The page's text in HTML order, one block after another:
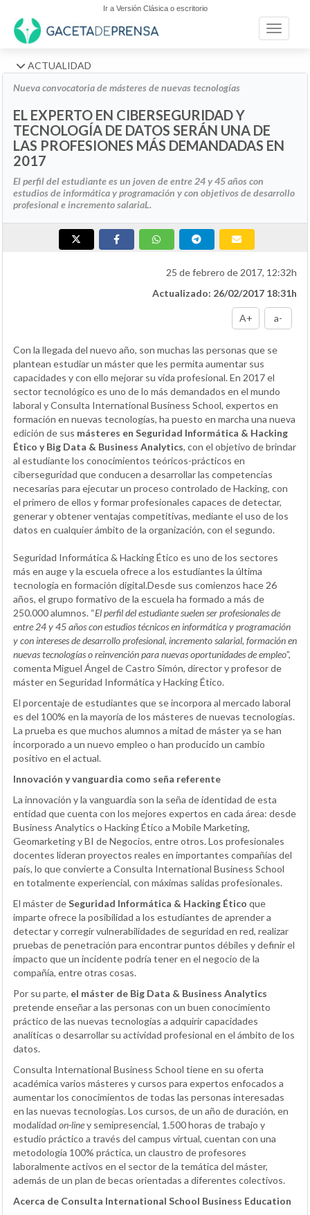
Ir a Versión Clásica o escritorio
Toggle
ACTUALIDAD
Nueva convocatoria de másteres de nuevas tecnologías
EL EXPERTO EN CIBERSEGURIDAD Y
TECNOLOGÍA DE DATOS SERÁN UNA DE
LAS PROFESIONES MÁS DEMANDADAS EN
2017
El perfil del estudiante es un joven de entre 24 y 45 años con
estudios de informática y programación y con objetivos de desarrollo
profesional e incremento salariaL.
25 de febrero de 2017, 12:32h
Actualizado: 26/02/2017 18:31h
A+ a-
Con la llegada del nuevo año, son muchas las personas que se
plantean estudiar un máster que les permita aumentar sus
capacidades y con ello mejorar su vida profesional. En 2017 el
sector tecnológico es uno de lo más demandados en el mundo
laboral y Consulta International Business School, expertos en
formación en nuevas tecnologías, ha puesto en marcha una nueva
edición de sus másteres en Seguridad Informática & Hacking
Ético y Big Data & Business Analytics, con el objetivo de brindar
al estudiante los conocimientos teóricos-prácticos en
ciberseguridad que conducen a desarrollar las competencias
necesarias para ejecutar un proceso controlado de Hacking, con
el primero de ellos y formar profesionales capaces de detectar,
generar y obtener ventajas competitivas, mediante el uso de los
datos en cualquier ámbito de la organización, con el segundo.
Seguridad Informática & Hacking Ético es uno de los sectores
más en auge y la escuela ofrece a los estudiantes la última
tecnología en formación digital.Desde sus comienzos hace 26
años, el grupo formativo de la escuela ha formado a más de
250.000 alumnos. “El perfil del estudiante suelen ser profesionales de
entre 24 y 45 años con estudios técnicos en informática y programación
y con intereses de desarrollo profesional, incremento salarial, formación en
nuevas tecnologías o reinvención para nuevas oportunidades de empleo”,
comenta Miguel Ángel de Castro Simón, director y profesor de
máster en Seguridad Informática y Hacking Ético.
El porcentaje de estudiantes que se incorpora al mercado laboral
es del 100% en la mayoría de los másteres de nuevas tecnologías.
La prueba es que muchos alumnos a mitad de máster ya se han
incorporado a un nuevo empleo o han producido un cambio
positivo en el actual.
Innovación y vanguardia como seña referente
La innovación y la vanguardia son la seña de identidad de esta
entidad que cuenta con los mejores expertos en cada área: desde
Business Analytics o Hacking Ético a Mobile Marketing,
Geomarketing y BI de Negocios, entre otros. Los profesionales
docentes lideran proyectos reales en importantes compañías del
país, lo que convierte a Consulta International Business School
en totalmente experiencial, con máximas salidas profesionales.
El máster deSeguridad Informática & Hacking Ético que
imparte ofrece la posibilidad a los estudiantes de aprender a
detectar y corregir vulnerabilidades de seguridad en red, realizar
pruebas de penetración para encontrar puntos débiles y definir el
impacto que un incidente podría tener en el negocio de la
compañía, entre otras cosas.
Por su parte, el máster de Big Data & Business Analytics
pretende enseñar a las personas con un buen conocimiento
práctico de las nuevas tecnologías a adquirir capacidades
analíticas o desarrollar su actividad profesional en el ámbito de los
datos.
Consulta International Business School tiene en su oferta
académica varios másteres y cursos para expertos enfocados a
aumentar los conocimientos de todas las personas interesadas
en las nuevas tecnologías. Los cursos, de un año de duración, en
modalidad on-liney semipresencial, 1.500 horas de trabajo y
estudio práctico a través del campus virtual, cuentan con una
metodología 100% práctica, un claustro de profesores
laboralmente activos en el sector de la temática del máster,
además de un plan de becas orientadas a diferentes colectivos.
Acerca de Consulta International School Business Education